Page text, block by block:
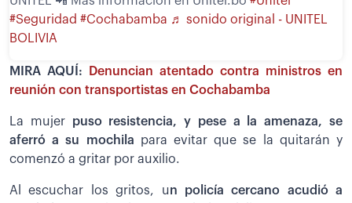
#Seguridad #Cochabamba ♬ sonido original - UNITEL
BOLIVIA
MIRA AQUÍ:
Denuncian atentado contra ministros en
reunión con transportistas en Cochabamba
La mujer puso resistencia, y pese a la amenaza, se
aferró a su mochila para evitar que se la quitarán y
comenzó a gritar por auxilio.
Al escuchar los gritos, un policía cercano acudió a